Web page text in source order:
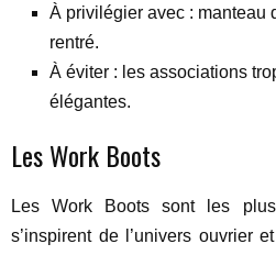
À privilégier avec : manteau
rentré.
À éviter : les associations
élégantes.
Les Work Boots
Les Work Boots sont les
s’inspirent de l’univers ouvrier